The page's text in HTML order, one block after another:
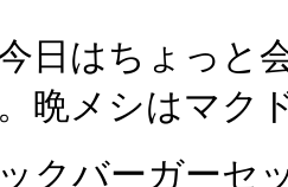
日はちょっと
晩メシはマク
クバーガー